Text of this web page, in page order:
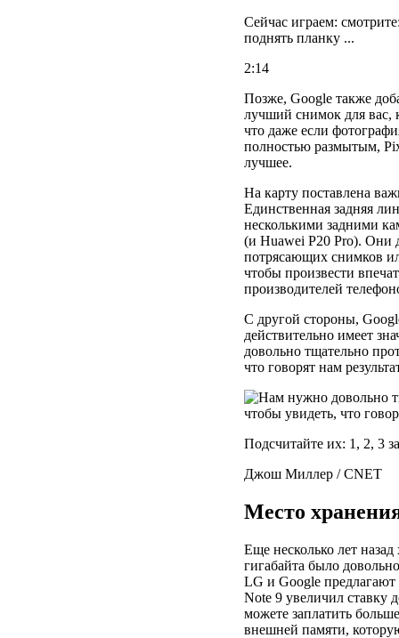
Сейчас играем:
поднять планку ...
2:14
Позже, Google также
лучший снимок для вас,
что даже если
полностью размытым,
лучшее.
На карту поставлена
Единственная задняя
несколькими задними
(и Huawei P20 Pro). Они
потрясающих снимков
чтобы произвести
производителей
С другой стороны,
действительно имеет
довольно тщательно
что говорят нам
Подсчитайте их: 1, 2, 3
Джош Миллер / CNET
Место
Еще несколько лет
гигабайта было
LG и Google предлагают
Note 9 увеличил ставку
можете заплатить
внешней памяти,